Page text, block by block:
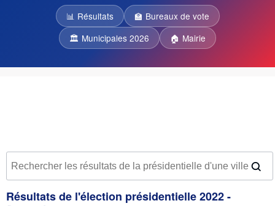
📊 Résultats
🏫 Bureaux de vote
🏛 Municipales 2026
🏠 Mairie
Résultats de l'élection présidentielle 2022 -